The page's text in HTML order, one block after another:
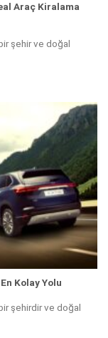
Araç Kiralama
şehir ve doğal
Kolay Yolu
şehirdir ve doğal